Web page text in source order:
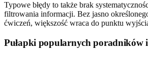
Typowe błędy to także brak
filtrowania informacji. Bez jasno
ćwiczeń, większość wraca do punktu
Pułapki popularnych poradników